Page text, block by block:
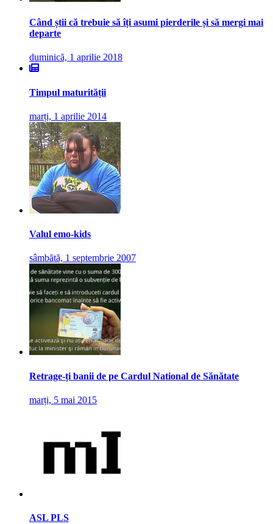
Când știi că trebuie să îți asumi pierderile și să mergi mai
departe
duminică, 1 aprilie 2018
Timpul maturității
marți, 1 aprilie 2014
Valul emo-kids
sâmbătă, 1 septembrie 2007
Retrage-ți banii de pe Cardul National de Sănătate
marți, 5 mai 2015
ASL PLS